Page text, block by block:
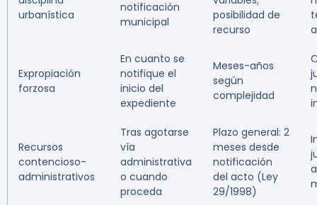
urbanística
notificación
municipal
posibilidad de
recurso
Expropiación
forzosa
En cuanto se
notifique el
inicio del
expediente
Meses-años
según
complejidad
Recursos
contencioso-
administrativos
Tras agotarse
vía
administrativa
o cuando
proceda
Plazo general: 2
meses desde
notificación
del acto (Ley
29/1998)